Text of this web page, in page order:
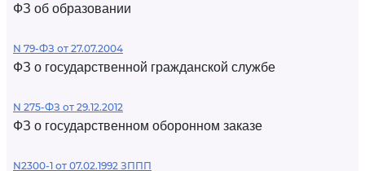
ФЗ об образовании
N 79-ФЗ от 27.07.2004
ФЗ о государственной гражданской службе
N 275-ФЗ от 29.12.2012
ФЗ о государственном оборонном заказе
N2300-1 от 07.02.1992 ЗППП